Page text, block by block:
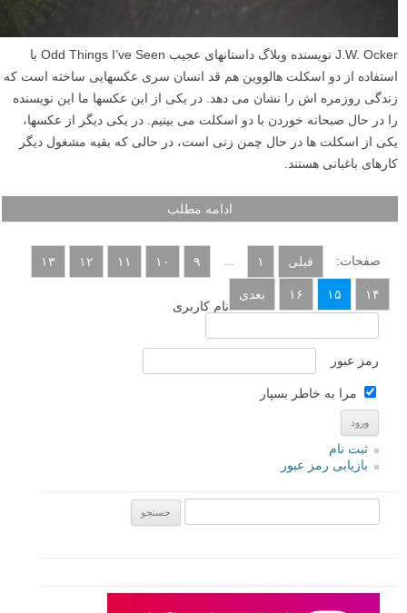
J.W. Ocker نویسنده وبلاگ داستانهای عجیب Odd Things I’ve Seen با
استفاده از دو اسکلت هالووین هم قد انسان سری عکسهایی ساخته است که
زندگی روزمره اش را نشان می دهد. در یکی از این عکسها ما این نویسنده
را در حال صبحانه خوردن با دو اسکلت می بینیم. در یکی دیگر از عکسها،
یکی از اسکلت ها در حال چمن زنی است، در حالی که بقیه مشغول دیگر
کارهای باغبانی هستند.
ادامه مطلب
صفحات: قبلی ۱ ... ۹ ۱۰ ۱۱ ۱۲ ۱۳
۱۴ ۱۵ ۱۶
بعدی
نام کاربری
رمز عبور
مرا به خاطر بسپار
ثبت نام
بازیابی رمز عبور